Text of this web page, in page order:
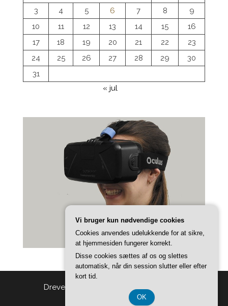
3
4 5 6 7 8
9
10
11 12 13 14 15
16
17
18 19 20 21 22
23
24
25 26 27 28 29
30
31
« jul
Drevet af Tema:Head Blog
Vi bruger kun nødvendige cookies
Cookies anvendes udelukkende for at sikre,
at hjemmesiden fungerer korrekt.
Disse cookies sættes af os og slettes
automatisk, når din session slutter eller efter
kort tid.
OK